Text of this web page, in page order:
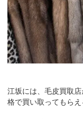
江坂には、毛皮買取
格で買い取ってもらえ